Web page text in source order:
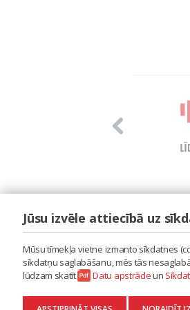
LAIPA
ES RADU
KONTAKTI
SĪKDATŅU
Jūsu izvēle attiecībā uz
Mūsu tīmekļa vietne izmanto sīkdatnes
sīkdatņu saglabāšanu, mēs tās
lūdzam skatīt
Datu apstrādeun